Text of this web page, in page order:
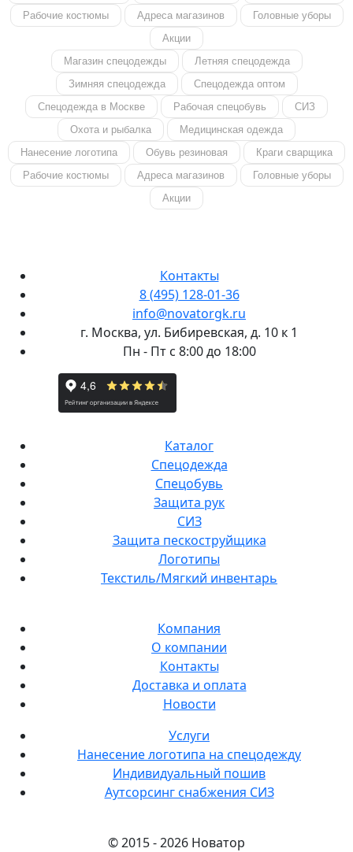
Рабочие костюмы
Адреса магазинов
Головные уборы
Акции
Магазин спецодежды
Летняя спецодежда
Зимняя спецодежда
Спецодежда оптом
Спецодежда в Москве
Рабочая спецобувь
СИЗ
Охота и рыбалка
Медицинская одежда
Нанесение логотипа
Обувь резиновая
Краги сварщика
Рабочие костюмы
Адреса магазинов
Головные уборы
Акции
Контакты
8 (495) 128-01-36
info@novatorgk.ru
г. Москва, ул. Бибиревская, д. 10 к 1
Пн - Пт с 8:00 до 18:00
Каталог
Спецодежда
Спецобувь
Защита рук
СИЗ
Защита пескоструйщика
Логотипы
Текстиль/Мягкий инвентарь
Компания
О компании
Контакты
Доставка и оплата
Новости
Услуги
Нанесение логотипа на спецодежду
Индивидуальный пошив
Аутсорсинг снабжения СИЗ
© 2015 - 2026 Новатор